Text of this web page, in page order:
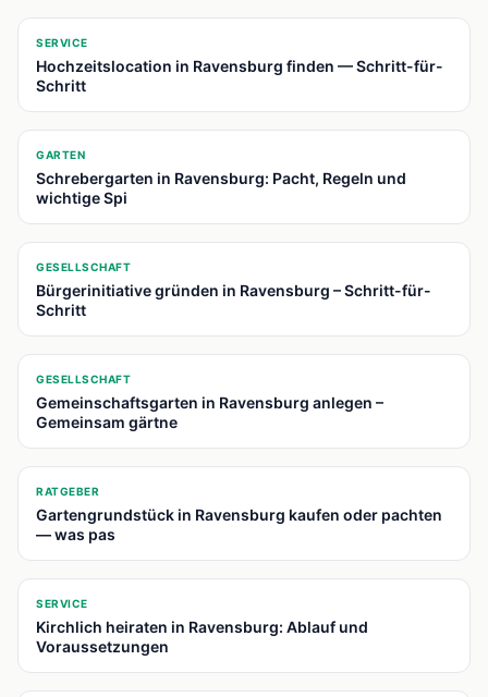
📍
SERVICE
Hochzeitslocation in Ravensburg finden — Schritt-für-
Schritt
📍
GARTEN
Schrebergarten in Ravensburg: Pacht, Regeln und
wichtige Spi
📍
GESELLSCHAFT
Bürgerinitiative gründen in Ravensburg – Schritt-für-
Schritt
📍
GESELLSCHAFT
Gemeinschaftsgarten in Ravensburg anlegen –
Gemeinsam gärtne
📍
RATGEBER
Gartengrundstück in Ravensburg kaufen oder pachten
— was pas
📍
SERVICE
Kirchlich heiraten in Ravensburg: Ablauf und
Voraussetzungen